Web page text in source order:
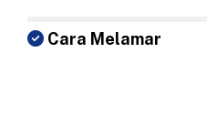
Cara Melamar